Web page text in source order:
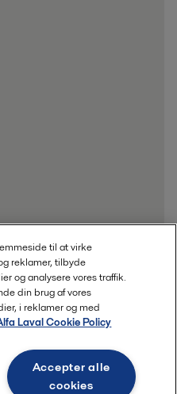
til at virke
reklamer, tilbyde
og analysere vores traffik.
din brug af vores
i reklamer og med
Laval Cookie Policy
Accepter alle
cookies